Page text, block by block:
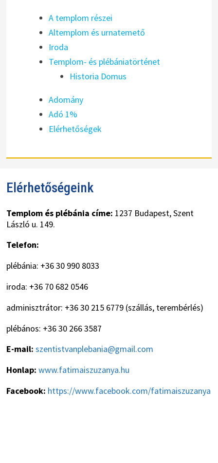
A templom részei
Altemplom és urnatemető
Iroda
Templom- és plébániatörténet
Historia Domus
Adomány
Adó 1%
Elérhetőségek
Elérhetőségeink
Templom és plébánia címe: 1237 Budapest, Szent
László u. 149.
Telefon:
plébánia: +36 30 990 8033
iroda: +36 70 682 0546
adminisztrátor: +36 30 215 6779 (szállás, terembérlés)
plébános: +36 30 266 3587
E-mail: szentistvanplebania@gmail.com
Honlap: www.fatimaiszuzanya.hu
Facebook: https://www.facebook.com/fatimaiszuzanya